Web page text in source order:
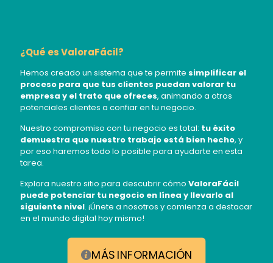
¿Qué es ValoraFácil?
Hemos creado un sistema que te permite simplificar el
proceso para que tus clientes puedan valorar tu
empresa y el trato que ofreces, animando a otros
potenciales clientes a confiar en tu negocio.
Nuestro compromiso con tu negocio es total: tu éxito
demuestra que nuestro trabajo está bien hecho, y
por eso haremos todo lo posible para ayudarte en esta
tarea.
Explora nuestro sitio para descubrir cómo ValoraFácil
puede potenciar tu negocio en línea y llevarlo al
siguiente nivel. ¡Únete a nosotros y comienza a destacar
en el mundo digital hoy mismo!
MÁS INFORMACIÓN